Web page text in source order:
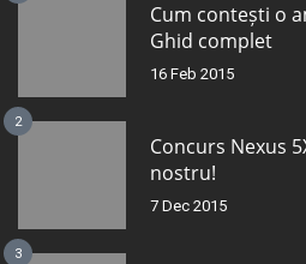
Cum contești o
Ghid complet
16 Feb 2015
2
Concurs Nexus
nostru!
7 Dec 2015
3